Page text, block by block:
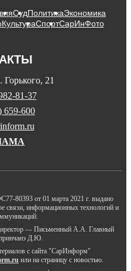
СудПолитикаЭкономика
КультураСпортСарИнФото
Горького, 21
81-37
659-600
80393 от 01 марта 2021 г. выдано
связи, информационных технологий и
— Письменный А.А. Главный
Д.Ю.
с сайта "СарИнформ"
или на страницу с новостью.